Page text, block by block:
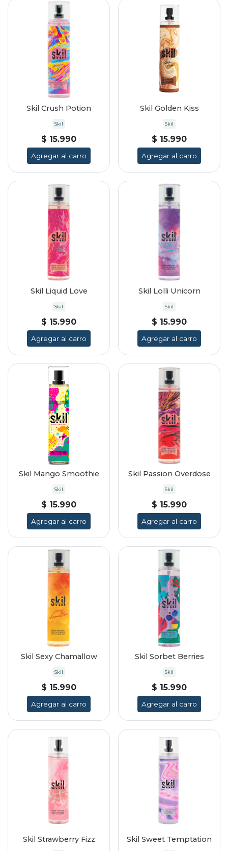
Skil Crush Potion
Skil
$ 15.990
Agregar al carro
Skil Golden Kiss
Skil
$ 15.990
Agregar al carro
Skil Liquid Love
Skil
$ 15.990
Agregar al carro
Skil Lolli Unicorn
Skil
$ 15.990
Agregar al carro
Skil Mango Smoothie
Skil
$ 15.990
Agregar al carro
Skil Passion Overdose
Skil
$ 15.990
Agregar al carro
Skil Sexy Chamallow
Skil
$ 15.990
Agregar al carro
Skil Sorbet Berries
Skil
$ 15.990
Agregar al carro
Skil Strawberry Fizz Skil Sweet Temptation